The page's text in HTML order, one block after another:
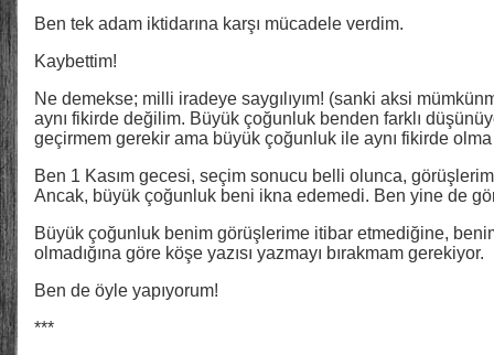
Ben tek adam iktidarına karşı mücadele verdim.
Kaybettim!
Ne demekse; milli iradeye saygılıyım! (sanki aksi
aynı fikirde değilim. Büyük çoğunluk benden farklı
geçirmem gerekir ama büyük çoğunluk ile aynı fikirde
Ben 1 Kasım gecesi, seçim sonucu belli olunca,
Ancak, büyük çoğunluk beni ikna edemedi. Ben yine de
Büyük çoğunluk benim görüşlerime itibar etmediğine,
olmadığına göre köşe yazısı yazmayı bırakmam gerekiyor.
Ben de öyle yapıyorum!
***